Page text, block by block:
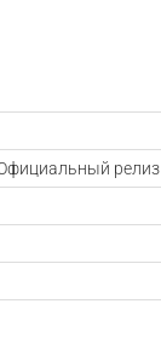
релиз